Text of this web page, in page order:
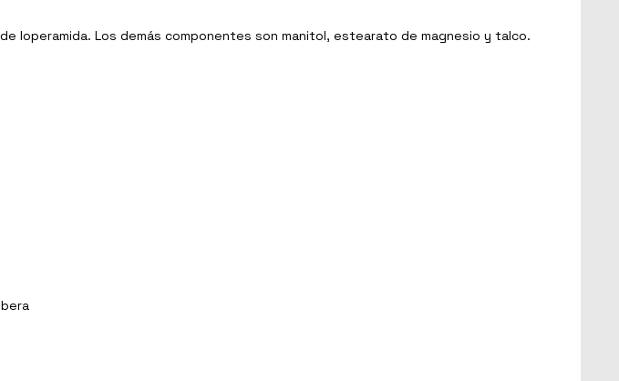
loperamida. Los demás componentes son manitol, estearato de magnesio y talco.